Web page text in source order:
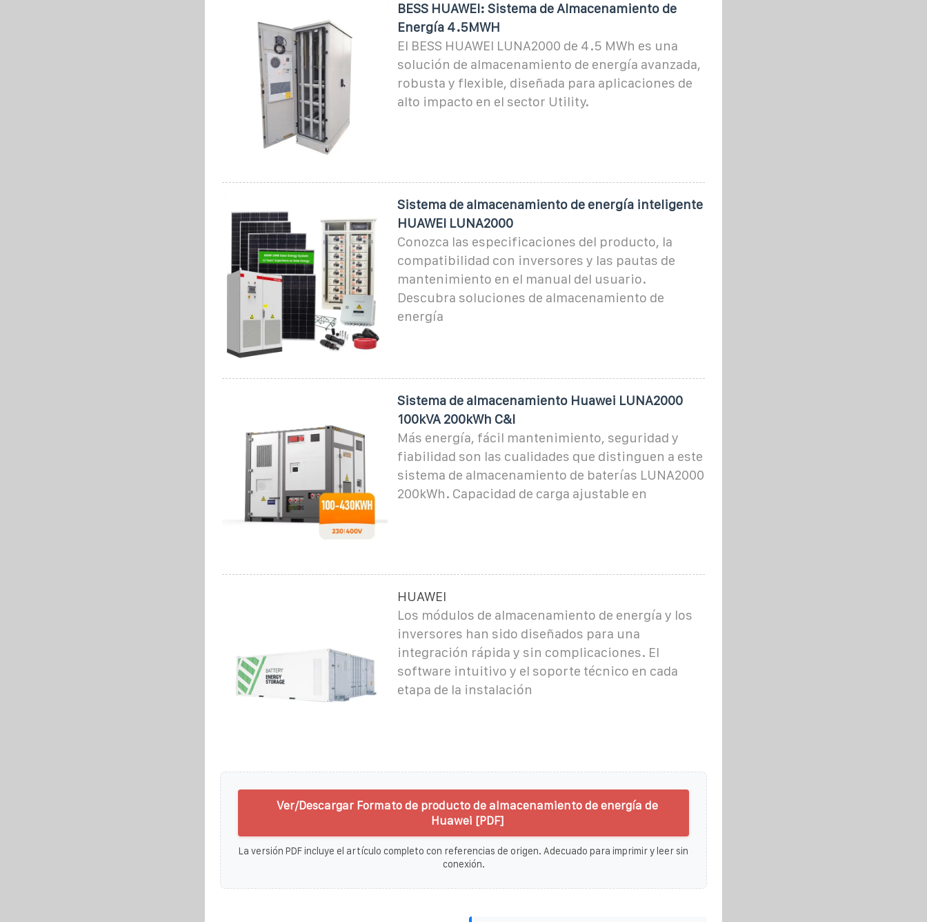
BESS HUAWEI: Sistema de Almacenamiento de
Energía 4.5MWH
El BESS HUAWEI LUNA2000 de 4.5 MWh es una
solución de almacenamiento de energía avanzada,
robusta y flexible, diseñada para aplicaciones de
alto impacto en el sector Utility.
Sistema de almacenamiento de energía inteligente
HUAWEI LUNA2000
Conozca las especificaciones del producto, la
compatibilidad con inversores y las pautas de
mantenimiento en el manual del usuario.
Descubra soluciones de almacenamiento de
energía
Sistema de almacenamiento Huawei LUNA2000
100kVA 200kWh C&I
Más energía, fácil mantenimiento, seguridad y
fiabilidad son las cualidades que distinguen a este
sistema de almacenamiento de baterías LUNA2000
200kWh. Capacidad de carga ajustable en
HUAWEI
Los módulos de almacenamiento de energía y los
inversores han sido diseñados para una
integración rápida y sin complicaciones. El
software intuitivo y el soporte técnico en cada
etapa de la instalación
Ver/Descargar Formato de producto de almacenamiento de energía de
Huawei [PDF]
La versión PDF incluye el artículo completo con referencias de origen. Adecuado para imprimir y leer sin
conexión.